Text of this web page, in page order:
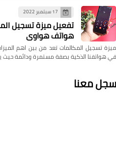
17 سبتمبر 2022
تفعيل ميزة تسجيل
هواتف هواوي
ميزة تسجيل المكالمات تعد من بين اهم
في هواتفنا الذكية بصفة مستمرة ودائمة حيث
سجل معنا